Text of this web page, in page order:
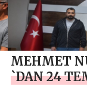
MEHMET
`DAN 24